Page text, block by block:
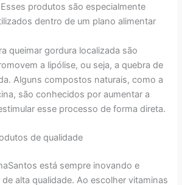
produtos são especialmente
dentro de um plano alimentar
queimar gordura localizada são
a lipólise, ou seja, a quebra de
Alguns compostos naturais, como a
são conhecidos por aumentar a
esse processo de forma direta.
de qualidade
está sempre inovando e
alta qualidade. Ao escolher vitaminas